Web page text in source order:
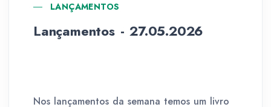
LANÇAMENTOS
Lançamentos - 27.05.2026
Nos lançamentos da semana temos um livro